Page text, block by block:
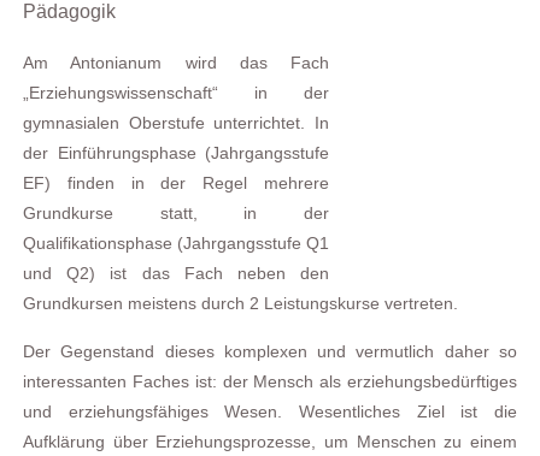
Pädagogik
Am Antonianum wird das Fach
„Erziehungswissenschaft“ in der
gymnasialen Oberstufe unterrichtet. In
der Einführungsphase (Jahrgangsstufe
EF) finden in der Regel mehrere
Grundkurse statt, in der
Qualifikationsphase (Jahrgangsstufe Q1
und Q2) ist das Fach neben den
Grundkursen meistens durch 2 Leistungskurse vertreten.
Der Gegenstand dieses komplexen und vermutlich daher so
interessanten Faches ist: der Mensch als erziehungsbedürftiges
und erziehungsfähiges Wesen. Wesentliches Ziel ist die
Aufklärung über Erziehungsprozesse, um Menschen zu einem